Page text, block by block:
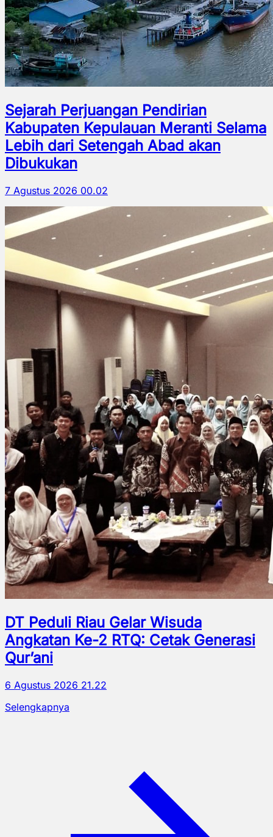
Sejarah Perjuangan Pendirian
Kabupaten Kepulauan Meranti Selama
Lebih dari Setengah Abad akan
Dibukukan
7 Agustus 2026 00.02
DT Peduli Riau Gelar Wisuda
Angkatan Ke-2 RTQ: Cetak Generasi
Qur’ani
6 Agustus 2026 21.22
Selengkapnya